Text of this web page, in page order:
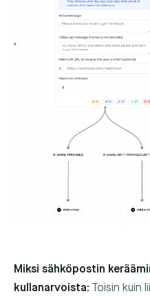
Miksi sähköpostin
kullanarvoista: Toisin kuin